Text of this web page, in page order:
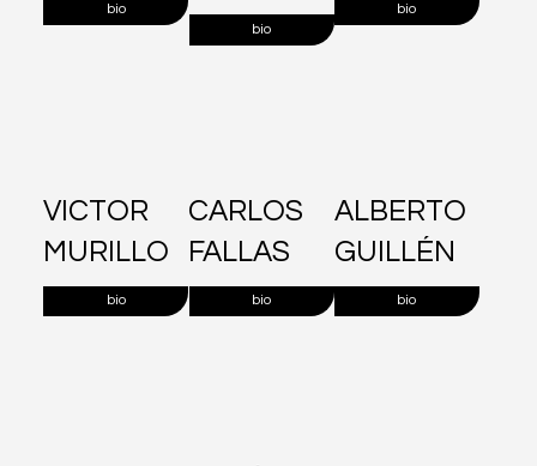
bio
bio
bio
VICTOR
MURILLO
bio
CARLOS
FALLAS
bio
ALBERTO
GUILLÉN
bio